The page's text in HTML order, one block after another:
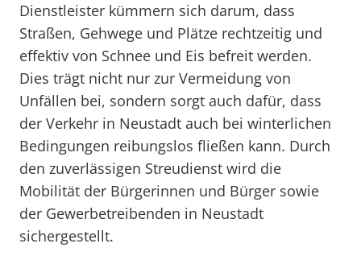
Dienstleister kümmern sich darum, dass
Straßen, Gehwege und Plätze rechtzeitig und
effektiv von Schnee und Eis befreit werden.
Dies trägt nicht nur zur Vermeidung von
Unfällen bei, sondern sorgt auch dafür, dass
der Verkehr in Neustadt auch bei winterlichen
Bedingungen reibungslos fließen kann. Durch
den zuverlässigen Streudienst wird die
Mobilität der Bürgerinnen und Bürger sowie
der Gewerbetreibenden in Neustadt
sichergestellt.